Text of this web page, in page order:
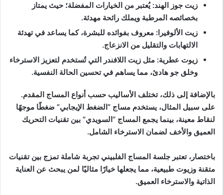
زيت جوز الهند: يُعتبر من الخيارات المفضلة؛ حيث يمتاز
بخصائصه المرطبة ويملك رائحة مهدئة.
زيت الألوفيرا: معروف بفوائده للبشرة، كما يساعد في تهدئة
الالتهابات والتقليل من الانزعاج.
زيوت عطرية: مثل زيت اللافندر التي تُستخدم لتعزيز الاسترخاء
وخلق جو هادئ، مما يساهم في تحسين الحالة النفسية.
بالإضافة إلى ذلك، تختلف الأساليب حسب أنواع المساج المقدم.
على سبيل المثال، يستخدم مساج “الضغط الإيجابي” ضغطًا موجهًا
لنقاط معينة، بينما يجمع المساج “السويدي” بين تقنيات التحريك
العميق والأخف لضمان الاسترخاء الشامل.
باختصار، تعتبر جلسة المساج الفلبيني تجربة شاملة تمزج بين تقنيات
متقنة وزيوت طبيعية، مما يجعلها خيارًا مثاليًا لمن يبحث عن العناية
الذاتية والاسترخاء العميق.